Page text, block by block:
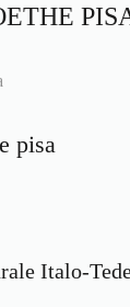
pisa
Italo-